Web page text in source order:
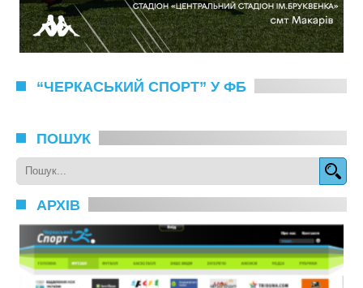
“ЧЕРКАСЬКИЙ СПОРТ” У ФБ
ПОШУК
АРХІВ